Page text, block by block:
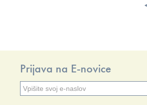
Prijava na E-novice